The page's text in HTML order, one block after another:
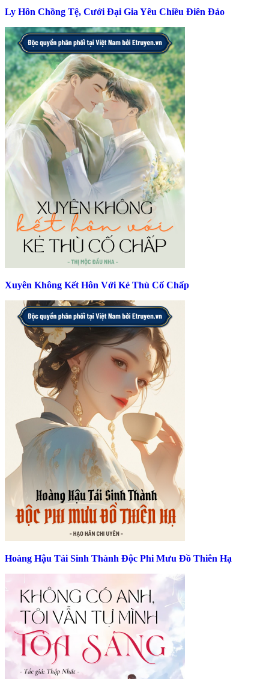
Ly Hôn Chồng Tệ, Cưới Đại Gia Yêu Chiều Điên Đảo
Xuyên Không Kết Hôn Với Kẻ Thù Cố Chấp
Hoàng Hậu Tái Sinh Thành Độc Phi Mưu Đồ Thiên Hạ